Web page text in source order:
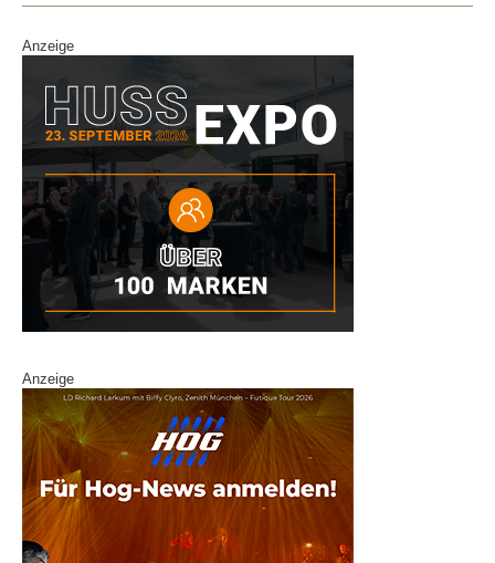
k
Anzeige
Anzeige